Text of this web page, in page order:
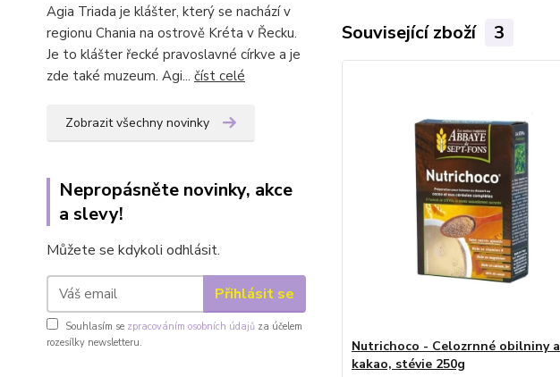
Agia Triada je klášter, který se nachází v
regionu Chania na ostrově Kréta v Řecku.
Je to klášter řecké pravoslavné církve a je
zde také muzeum. Agi... číst celé
Zobrazit všechny novinky
Nepropásněte novinky, akce
a slevy!
Můžete se kdykoli odhlásit.
Přihlásit se
Souhlasím se zpracováním osobních údajů za účelem
rozesílky newsletteru.
Související zboží 3
Nutrichoco - Celozrnné obilniny a
kakao, stévie 250g